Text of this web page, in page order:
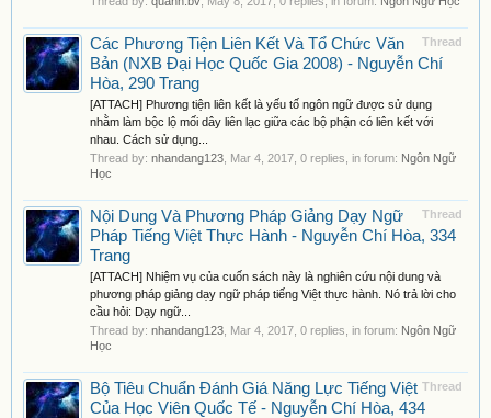
Thread
Các Phương Tiện Liên Kết Và Tổ Chức Văn
Bản (NXB Đại Học Quốc Gia 2008) - Nguyễn Chí
Hòa, 290 Trang
[ATTACH] Phương tiện liên kết là yếu tố ngôn ngữ được sử dụng
nhằm làm bộc lộ mối dây liên lạc giữa các bộ phận có liên kết với
nhau. Cách sử dụng...
Thread by: nhandang123 Mar 4, 2017 , 0 replies, in forum: Ngôn Ngữ
Học
Thread
Nội Dung Và Phương Pháp Giảng Dạy Ngữ
Pháp Tiếng Việt Thực Hành - Nguyễn Chí Hòa, 334
Trang
[ATTACH] Nhiệm vụ của cuốn sách này là nghiên cứu nội dung và
phương pháp giảng dạy ngữ pháp tiếng Việt thực hành. Nó trả lời cho
cầu hỏi: Dạy ngữ...
Thread by: nhandang123 Mar 4, 2017 , 0 replies, in forum: Ngôn Ngữ
Học
Thread
Bộ Tiêu Chuẩn Đánh Giá Năng Lực Tiếng Việt
Của Học Viên Quốc Tế - Nguyễn Chí Hòa, 434